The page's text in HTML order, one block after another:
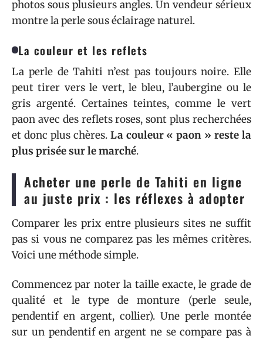
photos sous plusieurs angles. Un vendeur sérieux
montre la perle sous éclairage naturel.
La couleur et les reflets
La perle de Tahiti n’est pas toujours noire. Elle
peut tirer vers le vert, le bleu, l’aubergine ou le
gris argenté. Certaines teintes, comme le vert
paon avec des reflets roses, sont plus recherchées
et donc plus chères. La couleur « paon » reste la
plus prisée sur le marché.
Acheter une perle de Tahiti en ligne
au juste prix : les réflexes à adopter
Comparer les prix entre plusieurs sites ne suffit
pas si vous ne comparez pas les mêmes critères.
Voici une méthode simple.
Commencez par noter la taille exacte, le grade de
qualité et le type de monture (perle seule,
pendentif en argent, collier). Une perle montée
sur un pendentif en argent ne se compare pas à